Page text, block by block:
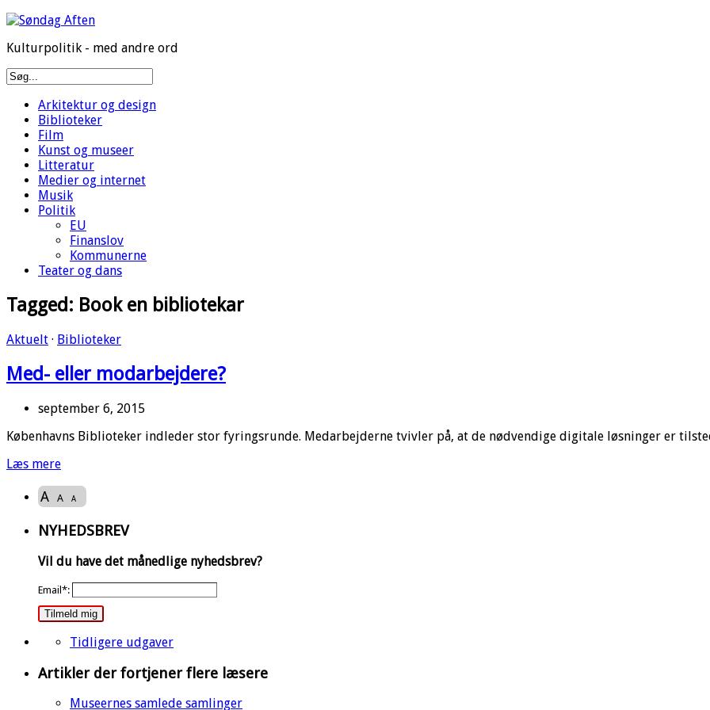
Kulturpolitik - med andre ord
Arkitektur og design
Biblioteker
Film
Kunst og museer
Litteratur
Medier og internet
Musik
Politik
EU
Finanslov
Kommunerne
Teater og dans
Tagged: Book en bibliotekar
Aktuelt · Biblioteker
Med- eller modarbejdere?
september 6, 2015
Københavns Biblioteker indleder stor fyringsrunde. Medarbejderne tvivler på, at de nødvendige digitale løsninger er
Læs mere
A A A
NYHEDSBREV
Vil du have det månedlige nyhedsbrev?
Email*:
Tilmeld mig
Tidligere udgaver
Artikler der fortjener flere læsere
Museernes samlede samlinger